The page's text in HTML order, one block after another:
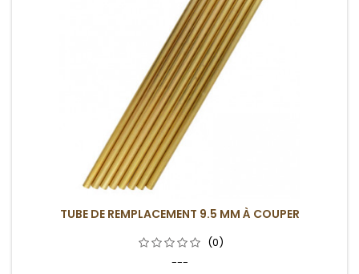
TUBE DE REMPLACEMENT 9.5 MM À COUPER
(0)
---